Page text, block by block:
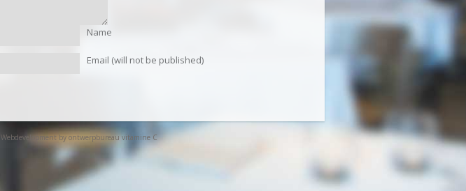
Name
Email (will not be published)
Webdevelopment by ontwerpbureau vitamine C